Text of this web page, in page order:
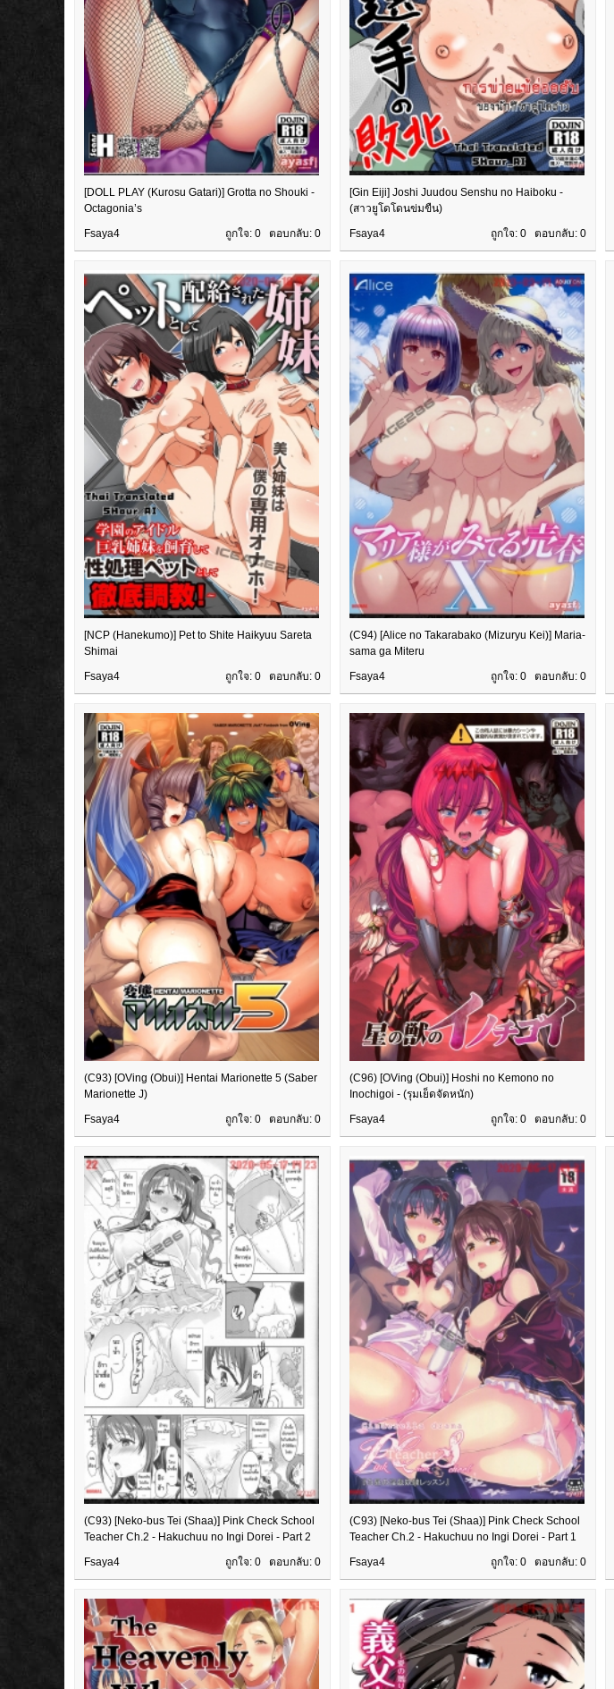
[DOLL PLAY (Kurosu Gatari)] Grotta no Shouki -
Octagonia’s
ถูกใจ: 0 ตอบกลับ: 0
Fsaya4
[Gin Eiji] Joshi Juudou Senshu no Haiboku -
(สาวยูโดโดนข่มขืน)
ถูกใจ: 0 ตอบกลับ: 0
Fsaya4
[NCP (Hanekumo)] Pet to Shite Haikyuu Sareta
Shimai
ถูกใจ: 0 ตอบกลับ: 0
Fsaya4
(C94) [Alice no Takarabako (Mizuryu Kei)] Maria-
sama ga Miteru
ถูกใจ: 0 ตอบกลับ: 0
Fsaya4
(C93) [OVing (Obui)] Hentai Marionette 5 (Saber
Marionette J)
ถูกใจ: 0 ตอบกลับ: 0
Fsaya4
(C96) [OVing (Obui)] Hoshi no Kemono no
Inochigoi - (รุมเย็ดจัดหนัก)
ถูกใจ: 0 ตอบกลับ: 0
Fsaya4
(C93) [Neko-bus Tei (Shaa)] Pink Check School
Teacher Ch.2 - Hakuchuu no Ingi Dorei - Part 2
ถูกใจ: 0 ตอบกลับ: 0
Fsaya4
(C93) [Neko-bus Tei (Shaa)] Pink Check School
Teacher Ch.2 - Hakuchuu no Ingi Dorei - Part 1
ถูกใจ: 0 ตอบกลับ: 0
Fsaya4